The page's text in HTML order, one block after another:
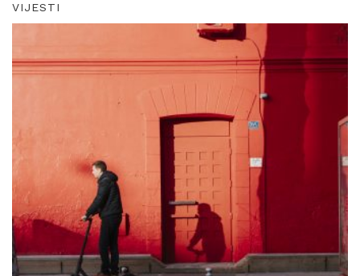
VIJESTI